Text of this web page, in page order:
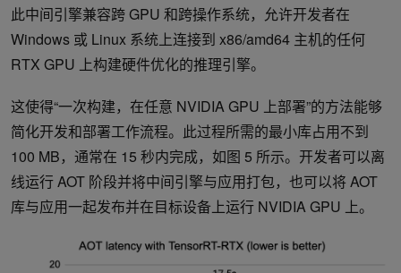
此中间引擎兼容跨 GPU 和跨操作系统，允许开发者在
Windows 或 Linux 系统上连接到 x86/amd64 主机的任何
RTX GPU 上构建硬件优化的推理引擎。
这使得“一次构建，在任意 NVIDIA GPU 上部署”的方法能够
简化开发和部署工作流程。此过程所需的最小库占用不到
100 MB，通常在 15 秒内完成，如图 5 所示。开发者可以离
线运行 AOT 阶段并将中间引擎与应用打包，也可以将 AOT
库与应用一起发布并在目标设备上运行 NVIDIA GPU 上。